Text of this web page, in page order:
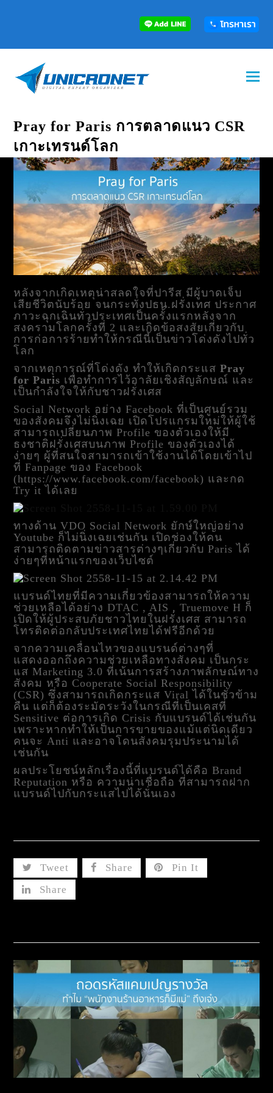
Pray for Paris การตลาดแนว CSR
เกาะเทรนด์โลก
หลังจากเกิดเหตุน่าสลดใจที่ปารีส มีผู้บาดเจ็บ
เสียชีวิตนับร้อย จนกระทั่งปธน.ฝรั่งเทศ ประกาศ
ภาวะฉุกเฉินทั่วประเทศเป็นครั้งแรกหลังจาก
สงครามโลกครั้งที่ 2 และเกิดข้อสงสัยเกี่ยวกับ
การก่อการร้ายทำให้กรณีนี้เป็นข่าวโด่งดังไปทั่ว
โลก
จากเหตุการณ์ที่โด่งดัง ทำให้เกิดกระแสPray
for Paris เพื่อทำการไว้อาลัยเชิงสัญลักษณ์ และ
เป็นกำลังใจให้กับชาวฝรั่งเศส
Social Network อย่าง Facebook ที่เป็นศูนย์รวม
ของสังคมจึงไม่นิ่งเฉย เปิดโปรแกรมใหม่ให้ผู้ใช้
สามารถเปลี่ยนภาพ Profile ของตัวเองให้มี
ธงชาติฝรั่งเศสบนภาพ Profile ของตัวเองได้
ง่ายๆ ผู้ที่สนใจสามารถเข้าใช้งานได้โดยเข้าไป
ที่ Fanpage ของ Facebook
(https://www.facebook.com/facebook) และกด
Try it ได้เลย
ทางด้าน VDO Social Network ยักษ์ใหญ่อย่าง
Youtube ก็ไม่นิ่งเฉยเช่นกัน เปิดช่องให้คน
สามารถติดตามข่าวสารต่างๆเกี่ยวกับ Paris ได้
ง่ายๆที่หน้าแรกของเว็บไซต์
แบรนด์ไทยที่มีความเกี่ยวข้องสามารถให้ความ
ช่วยเหลือได้อย่าง DTAC , AIS , Truemove H ก็
เปิดให้ผู้ประสบภัยชาวไทยในฝรั่งเศส สามารถ
โทรติดต่อกลับประเทศไทยได้ฟรีอีกด้วย
จากความเคลื่อนไหวของแบรนด์ต่างๆที่
แสดงออกถึงความช่วยเหลือทางสังคม เป็นกระ
แส Marketing 3.0 ที่เน้นการสร้างภาพลักษณ์ทาง
สังคม หรือ Cooperate Social Responsibility
(CSR) ซึ่งสามารถเกิดกระแส Viral ได้ในชั่วข้าม
คืน แต่ก็ต้องระมัดระวังในกรณีที่เป็นเคสที่
Sensitive ต่อการเกิด Crisis กับแบรนด์ได้เช่นกัน
เพราะหากทำให้เป็นการขายของแม้แต่นิดเดียว
คนจะ Anti และอาจโดนสังคมรุมประนามได้
เช่นกัน
ผลประโยชน์หลักเรื่องนี้ที่แบรนด์ได้คือ Brand
Reputation หรือ ความน่าเชื่อถือ ที่สามารถฝาก
แบรนด์ไปกับกระแสไปได้นั่นเอง
Tweet Share
Pin It
Share